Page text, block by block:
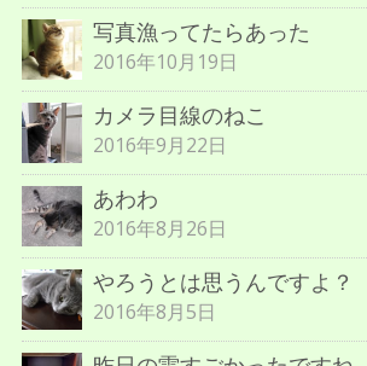
写真漁ってたらあった
2016年10月19日
カメラ目線のねこ
2016年9月22日
あわわ
2016年8月26日
やろうとは思うんですよ？
2016年8月5日